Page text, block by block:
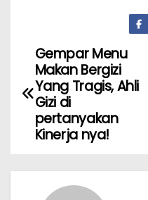
Gempar Menu
Makan Bergizi
Yang Tragis, Ahli
Gizi di
pertanyakan
Kinerja nya!